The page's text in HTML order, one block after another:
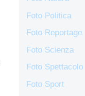
Foto Politica
Foto Reportage
Foto Scienza
Foto Spettacolo
Foto Sport